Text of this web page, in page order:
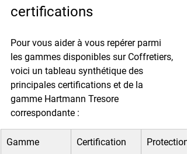
certifications
Pour vous aider à vous repérer parmi
les gammes disponibles sur Coffretiers,
voici un tableau synthétique des
principales certifications et de la
gamme Hartmann Tresore
correspondante :
Gamme Certification Protection